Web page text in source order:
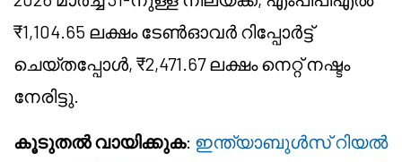
₹1,104.65 ലക്ഷം ടേൺഓവർ റിപ്പോർട്ട്
ചെയ്തപ്പോൾ, ₹2,471.67 ലക്ഷം നെറ്റ് നഷ്ടം
നേരിട്ടു.
കൂടുതൽ വായിക്കുക: ഇന്ത്യാബുൾസ് റിയൽ